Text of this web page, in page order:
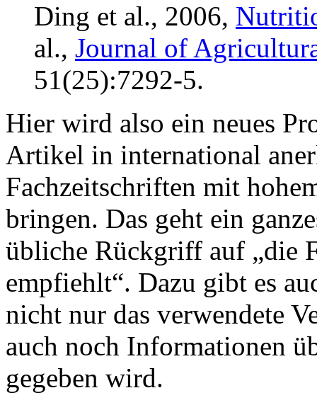
Ding et al., 2006,
al., Journal of
51(25):7292-5.
Hier wird also ein neues
Artikel in international
Fachzeitschriften mit
bringen. Das geht ein
übliche Rückgriff auf „die
empfiehlt“. Dazu gibt es
nicht nur das verwendete
auch noch Informationen
gegeben wird.